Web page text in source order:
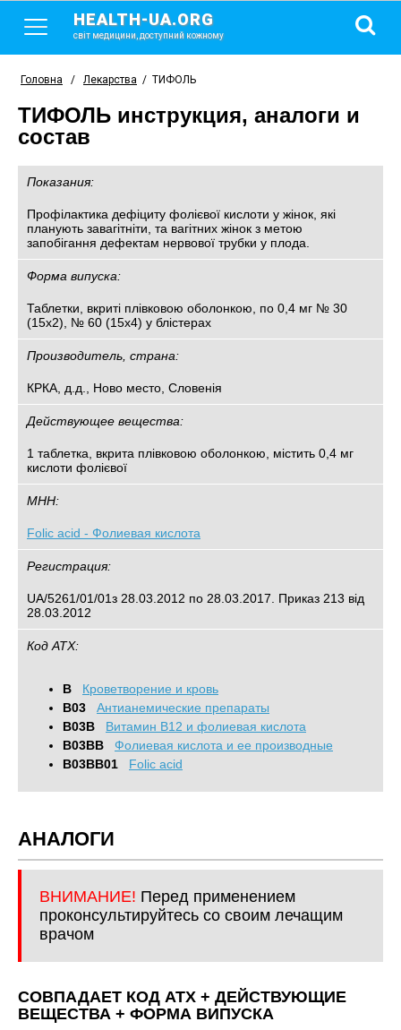
HEALTH-UA.ORG
світ медицини, доступний кожному
Головна / Лекарства / ТИФОЛЬ
ТИФОЛЬ инструкция, аналоги и
состав
Показания:
Профілактика дефіциту фолієвої кислоти у жінок, які
планують завагітніти, та вагітних жінок з метою
запобігання дефектам нервової трубки у плода.
Форма випуска:
Таблетки, вкриті плівковою оболонкою, по 0,4 мг № 30
(15х2), № 60 (15х4) у блістерах
Производитель, страна:
КРКА, д.д., Ново место, Словенія
Действующее вещества:
1 таблетка, вкрита плівковою оболонкою, містить 0,4 мг
кислоти фолієвої
МНН:
Folic acid - Фолиевая кислота
Регистрация:
UA/5261/01/01з 28.03.2012 по 28.03.2017. Приказ 213 від
28.03.2012
Код АТХ:
B
Кроветворение и кровь
B03
Антианемические препараты
B03B
Витамин B12 и фолиевая кислота
B03BB
Фолиевая кислота и ее производные
B03BB01
Folic acid
АНАЛОГИ
ВНИМАНИЕ! Перед применением
проконсультируйтесь со своим лечащим
врачом
СОВПАДАЕТ КОД ATХ + ДЕЙСТВУЮЩИЕ
ВЕЩЕСТВА + ФОРМА ВИПУСКА